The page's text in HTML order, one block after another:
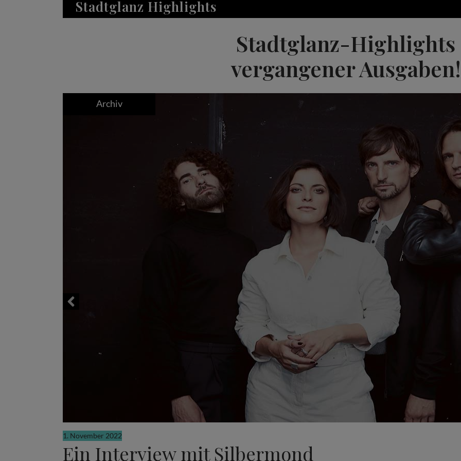
Stadtglanz Highlights
Stadtglanz-Highlights
vergangener Ausgaben!
Archiv
1. November 2022
Ein Interview mit Silbermond